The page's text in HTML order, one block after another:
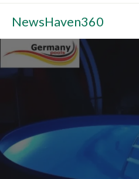
Skip
content
NewsHaven360